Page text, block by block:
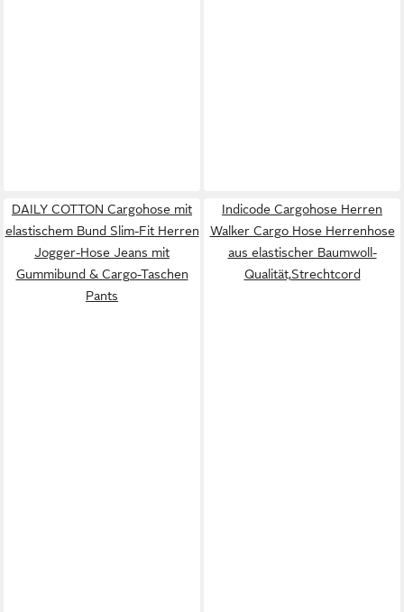
DAILY COTTON Cargohose mit
elastischem Bund Slim-Fit Herren
Jogger-Hose Jeans mit
Gummibund & Cargo-Taschen
Pants
Indicode Cargohose Herren
Walker Cargo Hose Herrenhose
aus elastischer Baumwoll-
Qualität,Strechtcord